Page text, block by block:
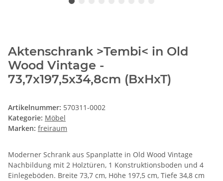
Aktenschrank >Tembi< in Old
Wood Vintage -
73,7x197,5x34,8cm (BxHxT)
Artikelnummer: 570311-0002
Kategorie: Möbel
Marken: freiraum
Moderner Schrank aus Spanplatte in Old Wood Vintage
Nachbildung mit 2 Holztüren, 1 Konstruktionsboden und 4
Einlegeböden. Breite 73,7 cm, Höhe 197,5 cm, Tiefe 34,8 cm